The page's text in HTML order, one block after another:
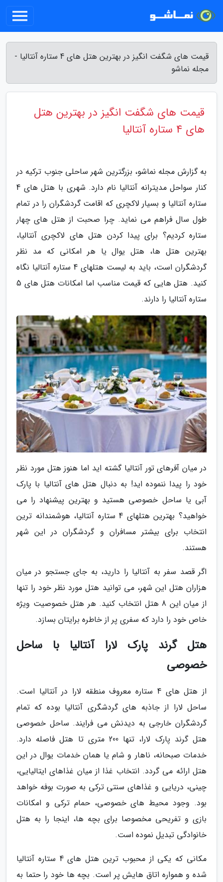
قیمت های شگفت انگیز در بهترین هتل های 4 ستاره آنتالیا -
مجله نماشو
قیمت های شگفت انگیز در بهترین هتل
های 4 ستاره آنتالیا
به گزارش مجله نماشو، بزرگترین شهر ساحلی جنوب ترکیه در
کنار سواحل مدیترانه آنتالیا نام دارد. شهری با هتل های 4
ستاره آنتالیا و بسیار لاکچری که اقامت گردشگران را در تمام
طول سال فراهم می نماید. چرا صحبت از هتل های چهار
ستاره کردیم؟ برای پیدا کردن هتل های لاکچری آنتالیا،
بهترین هتل ها، هتل یوال یا هر امکانی که مد نظر
گردشگران است، باید به لیست هتلهای 4 ستاره آنتالیا نگاه
کنید. هتل هایی که قیمت مناسب اما امکانات هتل های 5
ستاره آنتالیا را دارند.
در میان آفرهای تور آنتالیا گشته اید اما هنوز هتل مورد نظر
خود را پیدا ننموده اید! به دنبال هتل های آنتالیا با پارک
آبی یا ساحل خصوصی هستید و بهترین پیشنهاد را می
خواهید؟ بهترین هتلهای 4 ستاره آنتالیا، هوشمندانه ترین
انتخاب برای بیشتر مسافران و گردشگران در این شهر
هستند.
اگر قصد سفر به آنتالیا را دارید، به جای جستجو در میان
هزاران هتل این شهر، می توانید هتل مورد نظر خود را تنها
از میان این 8 هتل انتخاب کنید. هر هتل خصوصیت ویژه
خاص خود را دارد که سفری پر از خاطره برایتان بسازد.
هتل گرند پارک لارا آنتالیا با ساحل
خصوصی
از هتل های 4 ستاره معروف منطقه لارا در آنتالیا است.
ساحل لارا از جاذبه های گردشگری آنتالیا بوده که تمام
گردشگران خارجی به دیدنش می فرایند. ساحل خصوصی
هتل گرند پارک لارا، تنها 200 متری تا هتل فاصله دارد.
خدمات صبحانه، ناهار و شام یا همان خدمات یوال در این
هتل ارائه می گردد. انتخاب غذا از میان غذاهای ایتالیایی،
چینی، دریایی و غذاهای سنتی ترکی به صورت بوفه خواهد
بود. وجود محیط های خصوصی، حمام ترکی و امکانات
بازی و تفریحی مخصوصا برای بچه ها، اینجا را به هتل
خانوادگی تبدیل نموده است.
مکانی که یکی از محبوب ترین هتل های 4 ستاره آنتالیا
شده و همواره اتاق هایش پر است. بچه ها خود را حتما به